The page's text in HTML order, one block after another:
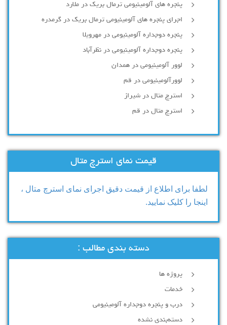
پنجره های آلومینیومی ترمال بریک در ملارد
اجرای پنجره های آلومینیومی ترمال بریک در گرمدره
پنجره دوجداره آلومینیومی در مهرویلا
پنجره دوجداره آلومینیومی در نظرآباد
لوور آلومینیومی در همدان
لوورآلومینیومی در قم
استرچ متال در شیراز
استرچ متال در قم
قیمت نمای استرچ متال
لطفا برای اطلاع از قیمت دقیق اجرای نمای استرچ متال ،
اینجا را کلیک نمایید.
دسته بندی مطالب :
پروژه ها
خدمات
درب و پنجره دوجداره آلومینیومی
دسته‌بندی نشده